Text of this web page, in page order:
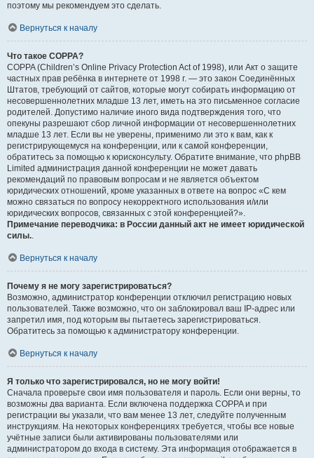
поэтому мы рекомендуем это сделать.
Вернуться к началу
Что такое COPPA?
COPPA (Children’s Online Privacy Protection Act of 1998), или Акт о защите
частных прав ребёнка в интернете от 1998 г. — это закон Соединённых
Штатов, требующий от сайтов, которые могут собирать информацию от
несовершеннолетних младше 13 лет, иметь на это письменное согласие
родителей. Допустимо наличие иного вида подтверждения того, что
опекуны разрешают сбор личной информации от несовершеннолетних
младше 13 лет. Если вы не уверены, применимо ли это к вам, как к
регистрирующемуся на конференции, или к самой конференции,
обратитесь за помощью к юрисконсульту. Обратите внимание, что phpBB
Limited администрация данной конференции не может давать
рекомендаций по правовым вопросам и не является объектом
юридических отношений, кроме указанных в ответе на вопрос «С кем
можно связаться по вопросу некорректного использования и/или
юридических вопросов, связанных с этой конференцией?».
Примечание переводчика: в России данный акт не имеет юридической
силы..
Вернуться к началу
Почему я не могу зарегистрироваться?
Возможно, администратор конференции отключил регистрацию новых
пользователей. Также возможно, что он заблокировал ваш IP-адрес или
запретил имя, под которым вы пытаетесь зарегистрироваться.
Обратитесь за помощью к администратору конференции.
Вернуться к началу
Я только что зарегистрировался, но не могу войти!
Сначала проверьте свои имя пользователя и пароль. Если они верны, то
возможны два варианта. Если включена поддержка COPPA и при
регистрации вы указали, что вам менее 13 лет, следуйте полученным
инструкциям. На некоторых конференциях требуется, чтобы все новые
учётные записи были активированы пользователями или
администратором до входа в систему. Эта информация отображается в